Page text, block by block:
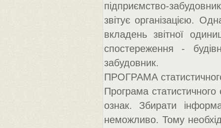
підприємство-
звітує організацією.
вкладень звітної
спостереження -
забудовник.
ПРОГРАМА
Програма
ознак. Збирати
неможливо. Тому